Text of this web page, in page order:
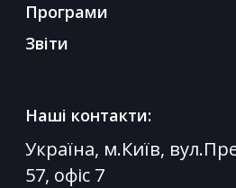
Програми
Звіти
Наші контакти:
Україна, м.Київ,
57, офіс 7